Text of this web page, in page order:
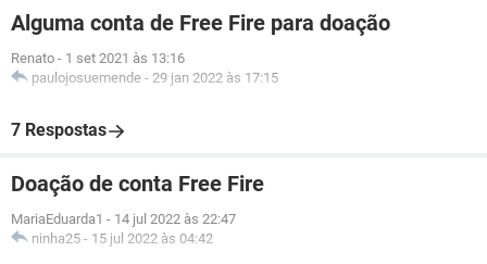
Alguma conta de Free Fire para doação
Renato - 1 set 2021 às 13:16
paulojosuemende - 29 jan 2022 às 17:15
7 Respostas
Doação de conta Free Fire
MariaEduarda1 - 14 jul 2022 às 22:47
ninha25 - 15 jul 2022 às 04:42